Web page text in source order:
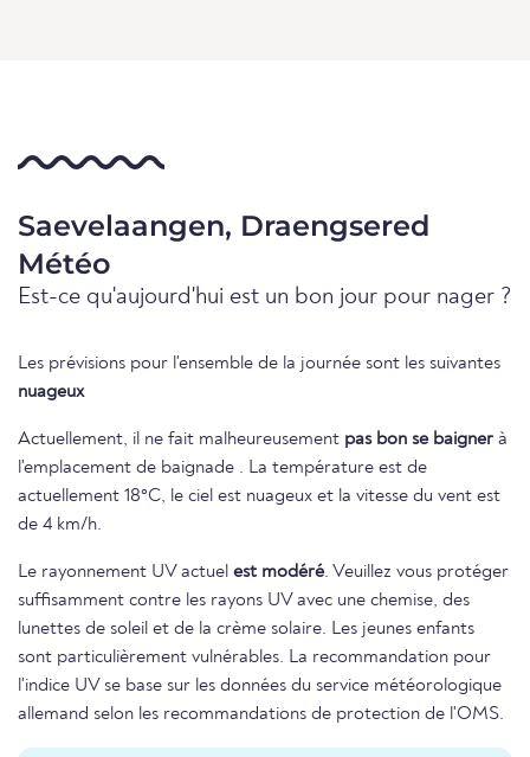
Saevelaangen, Draengsered
Météo
Est-ce qu'aujourd'hui est un bon jour pour nager ?
Les prévisions pour l'ensemble de la journée sont les suivantes
nuageux
Actuellement, il ne fait malheureusement pas bon se baigner à
l'emplacement de baignade . La température est de
actuellement 18°C, le ciel est nuageux et la vitesse du vent est
de 4 km/h.
Le rayonnement UV actuel est modéré. Veuillez vous protéger
suffisamment contre les rayons UV avec une chemise, des
lunettes de soleil et de la crème solaire. Les jeunes enfants
sont particulièrement vulnérables. La recommandation pour
l'indice UV se base sur les données du service météorologique
allemand selon les recommandations de protection de l'OMS.